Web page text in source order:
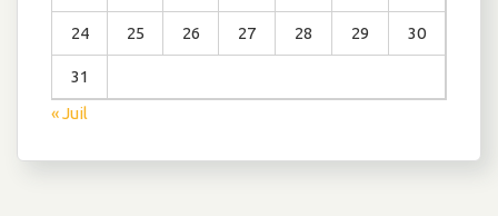
24 25 26 27 28 29 30
31
« Juil